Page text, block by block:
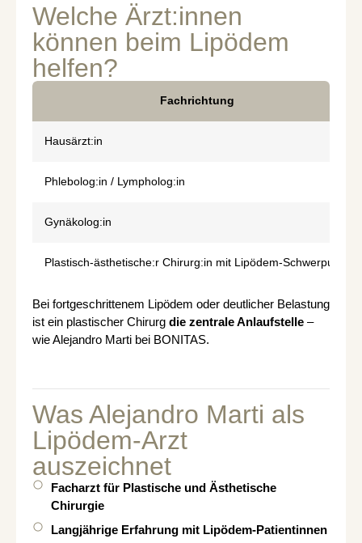
Welche Ärzt:innen
können beim Lipödem
helfen?
Fachrichtung
Hausärzt:in
Phlebolog:in / Lympholog:in
Gynäkolog:in
Plastisch-ästhetische:r Chirurg:in mit Lipödem-Schwerpunkt
Bei fortgeschrittenem Lipödem oder deutlicher Belastung
ist ein plastischer Chirurg die zentrale Anlaufstelle –
wie Alejandro Marti bei BONITAS.
Was Alejandro Marti als
Lipödem-Arzt
auszeichnet
Facharzt für Plastische und Ästhetische
Chirurgie
Langjährige Erfahrung mit Lipödem-Patientinnen